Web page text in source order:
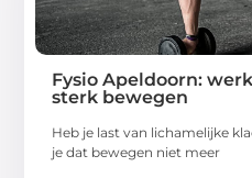
Fysio Apeldoorn:
sterk bewegen
Heb je last van lichamelijke
je dat bewegen niet meer